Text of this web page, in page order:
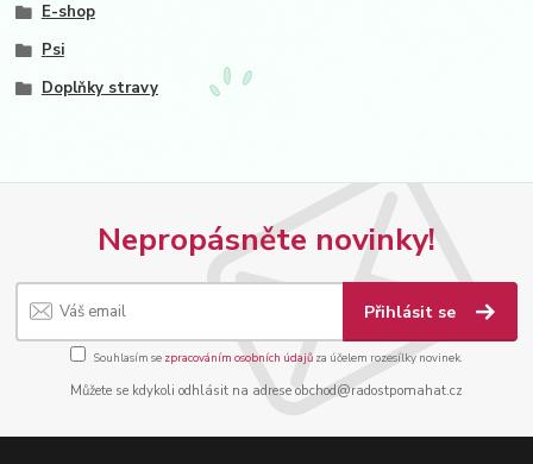
E-shop
Psi
Doplňky stravy
Nepropásněte novinky!
Přihlásit se
Souhlasím se zpracováním osobních údajů za účelem rozesílky novinek.
Můžete se kdykoli odhlásit na adrese obchod@radostpomahat.cz